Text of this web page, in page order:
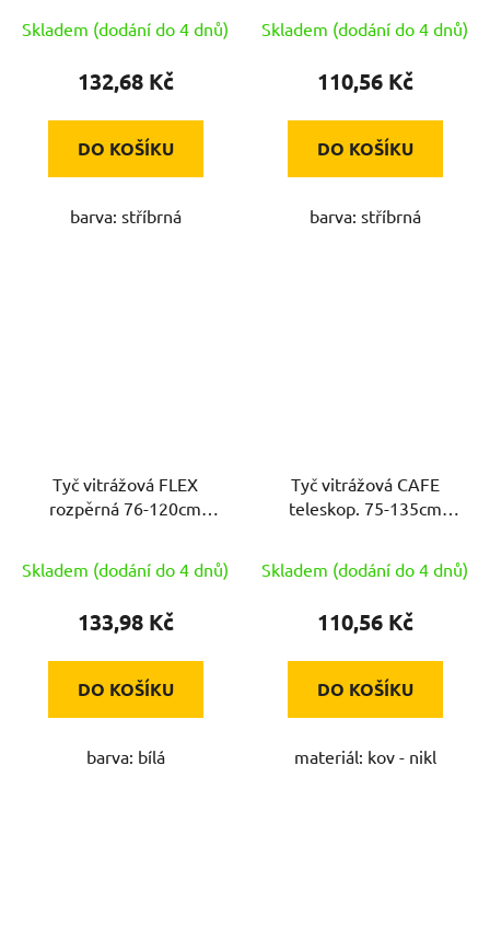
Skladem (dodání do 4 dnů)
132,68 Kč
DO KOŠÍKU
barva: stříbrná
Skladem (dodání do 4 dnů)
110,56 Kč
DO KOŠÍKU
barva: stříbrná
Tyč vitrážová FLEX
rozpěrná 76-120cm
Skladem (dodání do 4 dnů)
133,98 Kč
DO KOŠÍKU
barva: bílá
Tyč vitrážová CAFE
teleskop. 75-135cm
Skladem (dodání do 4 dnů)
110,56 Kč
DO KOŠÍKU
materiál: kov - nikl